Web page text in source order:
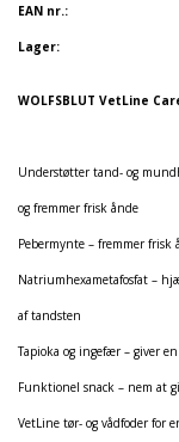
EAN nr.:
Lager:
WOLFSBLUT VetLine
Understøtter tand- og
og fremmer frisk ånde
Pebermynte – fremmer frisk
Natriumhexametafosfat –
af tandsten
Tapioka og ingefær – giver
Funktionel snack – nem at
VetLine tør- og vådfoder for